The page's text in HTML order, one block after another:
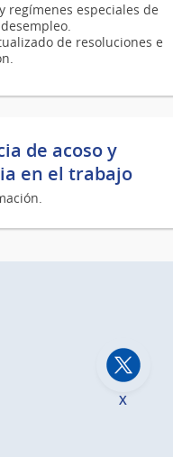
regímenes especiales de
de resoluciones e
de acoso y
en el trabajo
X